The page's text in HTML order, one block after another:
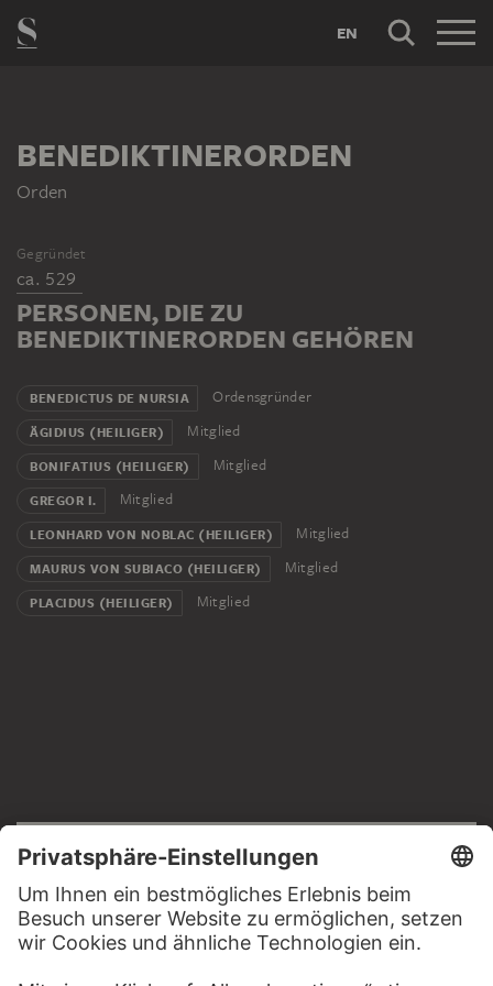
EN
BENEDIKTINERORDEN
Orden
Gegründet
ca. 529
PERSONEN, DIE ZU
BENEDIKTINERORDEN GEHÖREN
BENEDICTUS DE NURSIA Ordensgründer
ÄGIDIUS (HEILIGER) Mitglied
BONIFATIUS (HEILIGER) Mitglied
GREGOR I. Mitglied
LEONHARD VON NOBLAC (HEILIGER) Mitglied
MAURUS VON SUBIACO (HEILIGER) Mitglied
PLACIDUS (HEILIGER) Mitglied
Impressum
Datenschutz
Copyright © 2026 Städel Museum
All rights reserved.